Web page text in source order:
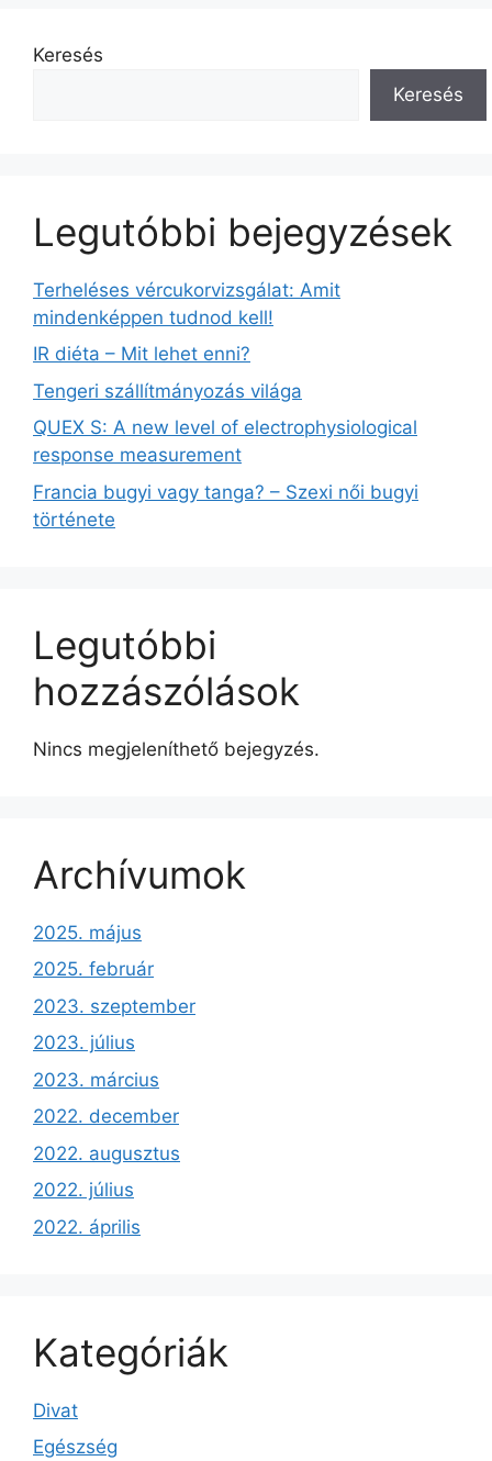
Keresés
Keresés
Legutóbbi bejegyzések
Terheléses vércukorvizsgálat: Amit
mindenképpen tudnod kell!
IR diéta – Mit lehet enni?
Tengeri szállítmányozás világa
QUEX S: A new level of electrophysiological
response measurement
Francia bugyi vagy tanga? – Szexi női bugyi
története
Legutóbbi
hozzászólások
Nincs megjeleníthető bejegyzés.
Archívumok
2025. május
2025. február
2023. szeptember
2023. július
2023. március
2022. december
2022. augusztus
2022. július
2022. április
Kategóriák
Divat
Egészség